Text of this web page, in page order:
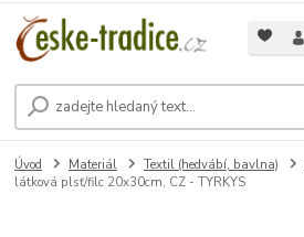
Úvod Materiál Textil (hedvábí, bavlna)
látková plsť/filc 20x30cm, CZ - TYRKYS